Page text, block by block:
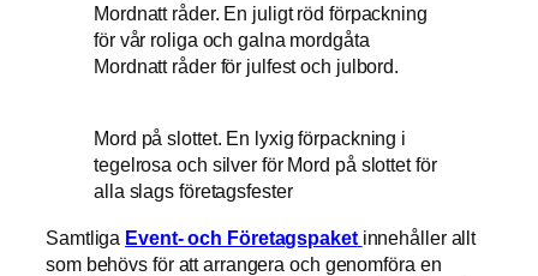
Mordnatt råder. En juligt röd förpackning
för vår roliga och galna mordgåta
Mordnatt råder för julfest och julbord.
Mord på slottet. En lyxig förpackning i
tegelrosa och silver för Mord på slottet för
alla slags företagsfester
Samtliga Event- och Företagspaket innehåller allt
som behövs för att arrangera och genomföra en